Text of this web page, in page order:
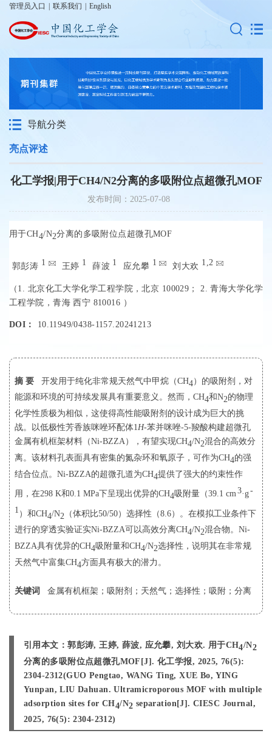
管理员入口 联系我们 English
导航分类
亮点评述
化工学报|用于CH4/N2分离的多吸附位点超微孔MOF
发布时间：2025-07-08
用于CH4/N2分离的多吸附位点超微孔MOF
郭彭涛 1 王婷 1 薛波 1 应允攀 1 刘大欢 1, 2
（ 1. 北京化工大学化学工程学院，北京 100029； 2.
青海大学化学
工程学院，青海 西宁 810016 ）
DOI： 10.11949/0438-1157.20241213
摘 要 开发用于纯化非常规天然气中甲烷（CH4）的吸附剂，对
能源和环境的可持续发展具有重要意义。然而，CH4和N2的物理
化学性质极为相似，这使得高性能吸附剂的设计成为巨大的挑
战。以低极性芳香族咪唑环配体1H-苯并咪唑-5-羧酸构建超微孔
金属有机框架材料（Ni-BZZA），有望实现CH4/N2混合的高效分
离。该材料孔表面具有密集的氮杂环和氧原子，可作为CH4的强
结合位点。Ni-BZZA的超微孔道为CH4提供了强大的约束性作
用，在298 K和0.1 MPa下呈现出优异的CH4吸附量（39.1 cm3·g-
1 ）和CH4/N2 （体积比50/50）选择性（8.6）。在模拟工业条件下
进行的穿透实验证实Ni-BZZA可以高效分离CH4/N2混合物。Ni-
BZZA具有优异的CH4吸附量和CH4/N2选择性，说明其在非常规
天然气中富集CH4方面具有极大的潜力。
关键词 金属有机框架 ； 吸附剂 ； 天然气 ； 选择性 ； 吸附 ； 分离
引用本文：郭彭涛, 王婷, 薛波, 应允攀, 刘大欢. 用于CH4/N2
分离的多吸附位点超微孔MOF[J]. 化工学报, 2025, 76(5):
2304-2312(GUO Pengtao, WANG Ting, XUE Bo, YING
Yunpan, LIU Dahuan. Ultramicroporous MOF with multiple
adsorption sites for CH4/N2 separation[J]. CIESC Journal,
2025, 76(5): 2304-2312)